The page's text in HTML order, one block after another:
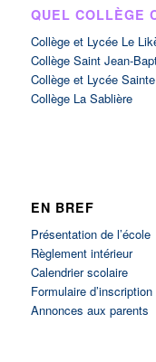
QUEL COLLÈGE
Collège et Lycée Le
Collège Saint Jean-
Collège et Lycée
Collège La Sablière
EN BREF
Présentation de l’école
Règlement intérieur
Calendrier scolaire
Formulaire d’inscription
Annonces aux parents